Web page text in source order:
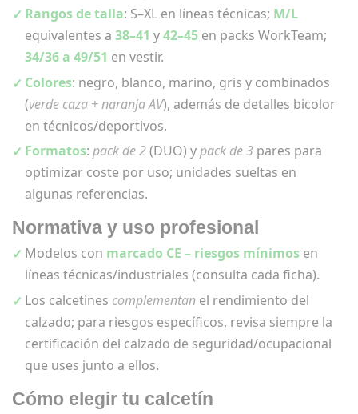
Rangos de talla: S–XL en líneas técnicas; M/L
equivalentes a 38–41 y42–45 en packs WorkTeam;
34/36 a 49/51 en vestir.
Colores: negro, blanco, marino, gris y combinados
(verde caza + naranja AV), además de detalles bicolor
en técnicos/deportivos.
Formatos: pack de 2(DUO) ypack de 3 pares para
optimizar coste por uso; unidades sueltas en
algunas referencias.
Normativa y uso profesional
Modelos con marcado CE – riesgos mínimos en
líneas técnicas/industriales (consulta cada ficha).
Los calcetines complementan el rendimiento del
calzado; para riesgos específicos, revisa siempre la
certificación del calzado de seguridad/ocupacional
que uses junto a ellos.
Cómo elegir tu calcetín